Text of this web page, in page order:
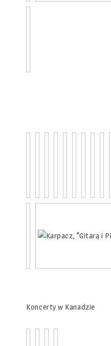
Koncerty w Kanadzie